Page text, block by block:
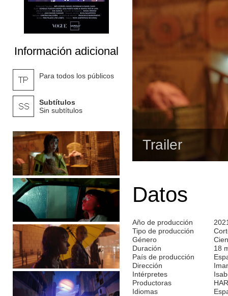
Información adicional
Para todos los públicos
Subtítulos
Sin subtítulos
Trailer
Datos
Año de producción
Tipo de producción
Género
Duración
18
País de producción
Dirección
Intérpretes
Productoras
Idiomas